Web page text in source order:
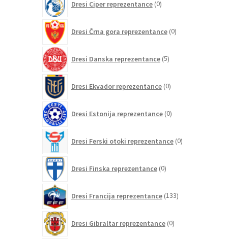
Dresi Ciper reprezentance 0izdelkov
Dresi Črna gora reprezentance 0izdelkov
Dresi Danska reprezentance 5izdelkov
Dresi Ekvador reprezentance 0izdelkov
Dresi Estonija reprezentance 0izdelkov
Dresi Ferski otoki reprezentance 0izdelkov
Dresi Finska reprezentance 0izdelkov
Dresi Francija reprezentance 133izdelkov
Dresi Gibraltar reprezentance 0izdelkov